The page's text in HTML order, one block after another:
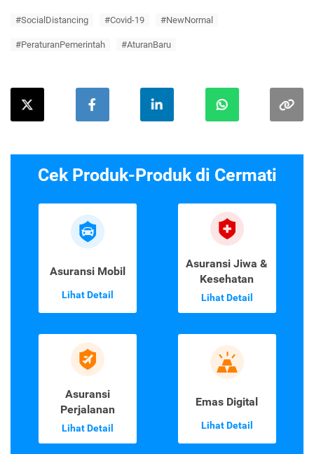
#SocialDistancing #Covid-19 #NewNormal
#PeraturanPemerintah #AturanBaru
Cek Produk-Produk di Cermati
Asuransi Mobil
Lihat Detail
Asuransi Jiwa &
Kesehatan
Lihat Detail
Asuransi
Perjalanan
Lihat Detail
Emas Digital
Lihat Detail